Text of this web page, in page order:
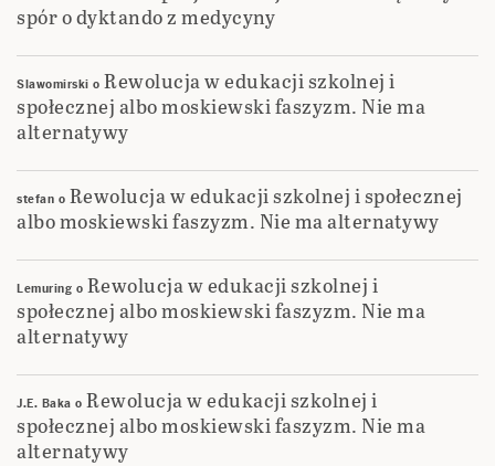
spór o dyktando z medycyny
Slawomirski o Rewolucja w edukacji szkolnej i
społecznej albo moskiewski faszyzm. Nie ma
alternatywy
stefan o Rewolucja w edukacji szkolnej i społecznej
albo moskiewski faszyzm. Nie ma alternatywy
Lemuring o Rewolucja w edukacji szkolnej i
społecznej albo moskiewski faszyzm. Nie ma
alternatywy
J.E. Baka o Rewolucja w edukacji szkolnej i
społecznej albo moskiewski faszyzm. Nie ma
alternatywy